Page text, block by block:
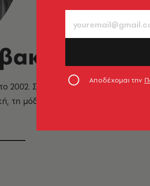
2002. Σπούδασε στο τμήμα
μόδα και τα βιβλία βρίσκει
Αποδέχομαι την